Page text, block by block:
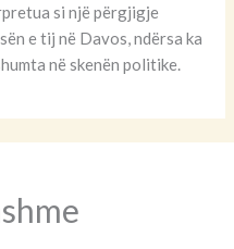
si një përgjigje
e tij në Davos, ndërsa ka
në skenën politike.